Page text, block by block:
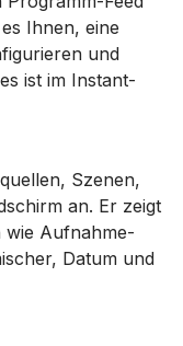
Ihnen, eine
und
ist im Instant-
Szenen,
an. Er zeigt
wie Aufnahme-
Datum und